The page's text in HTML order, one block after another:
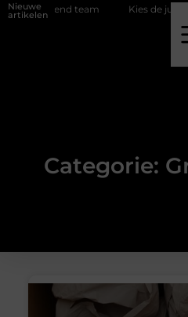
Nieuwe
artikelen
team Kies de juiste
Categorie: